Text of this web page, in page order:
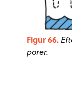
Figur 66.
porer.